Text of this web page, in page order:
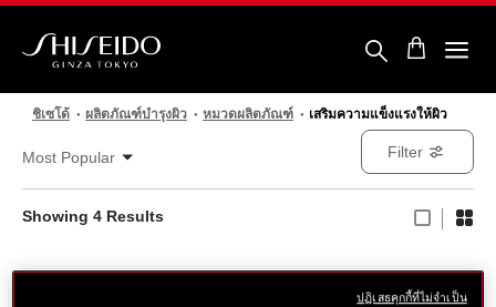
ข้าม
เซ
โด้ชิเซโด้ ผลิตภัณฑ์บำรุงผิว หมวดผลิตภัณฑ์ เสริมความแข็งแรงให้ผิว
Most Popular
Showing 4 Results
Filter
ปฏิเสธคุกกี้ที่ไม่จำเป็น